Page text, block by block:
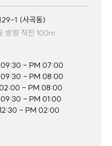
1 (사곡동)
방향 직진 100m
- PM 07:00
- PM 08:00
- PM 08:00
- PM 01:00
- PM 02:00